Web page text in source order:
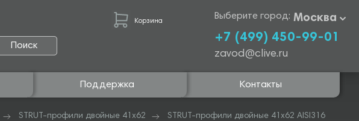
Поиск
Корзина Выберите город: Москва
+7 (499) 450-99-01
zavod@clive.ru
Поддержка Контакты
STRUT-профили двойные 41х62
STRUT-профили двойные 41х62 AISI316